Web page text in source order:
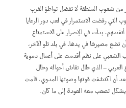
من شعوب المنطقة لا تفضل تواطؤ الغرب
رفضت الاستمرار في لعب دور الرعايا
بدأت في الإصرار على الاستمتاع
تضع مصيرها في يدها. في بلد تلو الآخر،
الشعبي على نظم أقدمت على أعمال دموية
– الذي طال نقاش أحواله وطال
أن اكتشفت قوتها وصوتها المدوي، قامت
تصعب معه العودة إلى ما كان.